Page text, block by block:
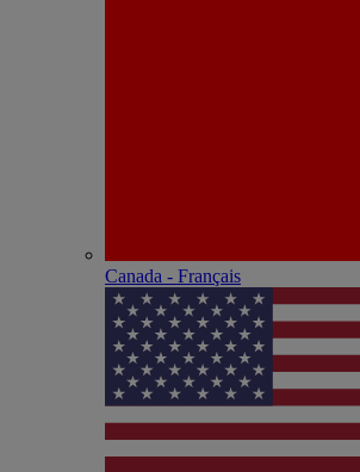
Canada - Français